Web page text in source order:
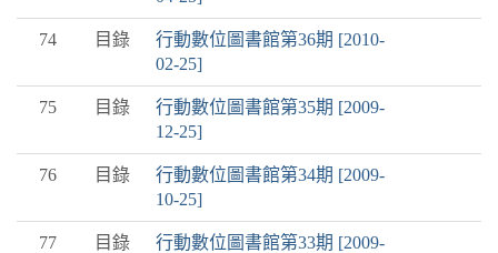
74 目錄
行動數位圖書館第36期 [2010-
02-25]
75 目錄
行動數位圖書館第35期 [2009-
12-25]
76 目錄
行動數位圖書館第34期 [2009-
10-25]
77 目錄
行動數位圖書館第33期 [2009-